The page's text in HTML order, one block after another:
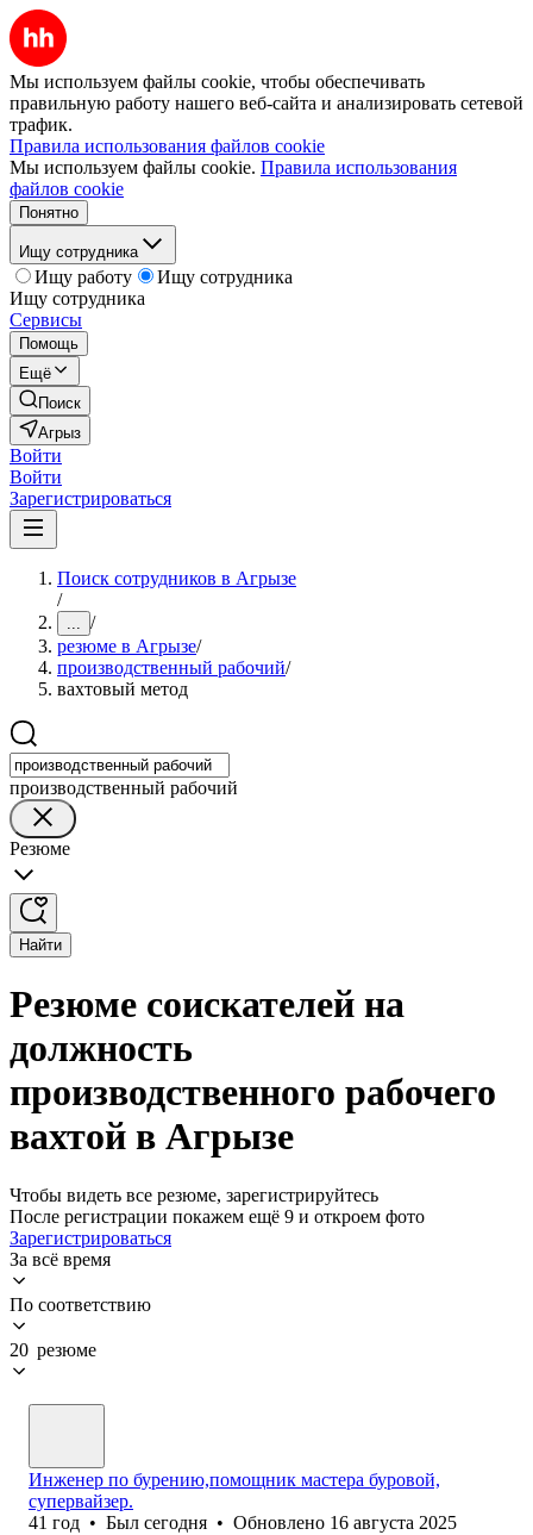
Мы используем файлы cookie, чтобы обеспечивать
правильную работу нашего веб-сайта и анализировать сетевой
трафик.
Правила использования файлов cookie
Мы используем файлы cookie. Правила использования
файлов cookie
Понятно
Ищу сотрудника
Ищу работу
Ищу сотрудника
Ищу сотрудника
Сервисы
Помощь
Ещё
Поиск
Агрыз
Войти
Войти
Зарегистрироваться
Поиск сотрудников в Агрызе
/
... /
резюме в Агрызе/
производственный рабочий/
вахтовый метод
производственный рабочий
Резюме
Найти
Резюме соискателей на
должность
производственного рабочего
вахтой в Агрызе
Чтобы видеть все резюме, зарегистрируйтесь
После регистрации покажем ещё 9 и откроем фото
Зарегистрироваться
За всё время
По соответствию
20 резюме
Инженер по бурению,помощник мастера буровой,
супервайзер.
41 год • Был сегодня • Обновлено 16 августа 2025